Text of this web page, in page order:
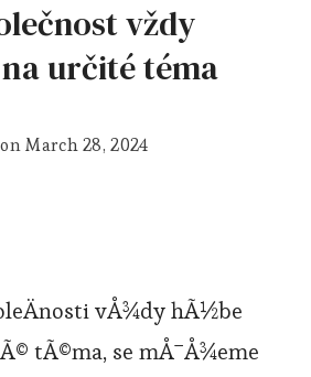
vždy
určité téma
onMarch 28, 2024
vÅ¾dy hÃ½be
tÃ©ma, se mÅ¯Å¾eme